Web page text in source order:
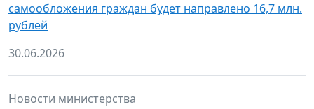
самообложения граждан будет направлено 16,7 млн.
рублей
30.06.2026
Новости министерства